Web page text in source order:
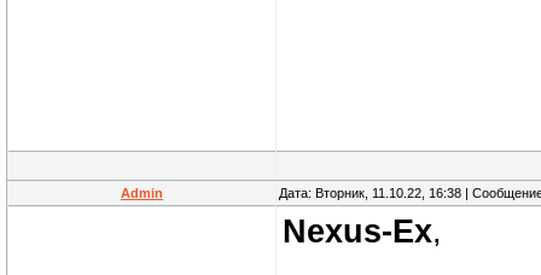
Admin Дата: Вторник, 11.10.22, 16:38 |
Nexus-Ex,